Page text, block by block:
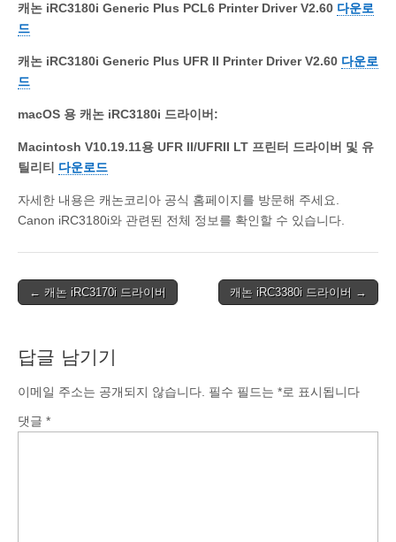
캐논 iRC3180i Generic Plus PCL6 Printer Driver V2.60 다운로
드
캐논 iRC3180i Generic Plus UFR II Printer Driver V2.60 다운로
드
macOS 용 캐논 iRC3180i 드라이버:
Macintosh V10.19.11용 UFR II/UFRII LT 프린터 드라이버 및 유
틸리티 다운로드
자세한 내용은 캐논코리아 공식 홈페이지를 방문해 주세요.
Canon iRC3180i와 관련된 전체 정보를 확인할 수 있습니다.
Post
← 캐논 iRC3170i 드라이버 캐논 iRC3380i 드라이버 →
답글 남기기
이메일 주소는 공개되지 않습니다. 필수 필드는 *로 표시됩니다
댓글 *